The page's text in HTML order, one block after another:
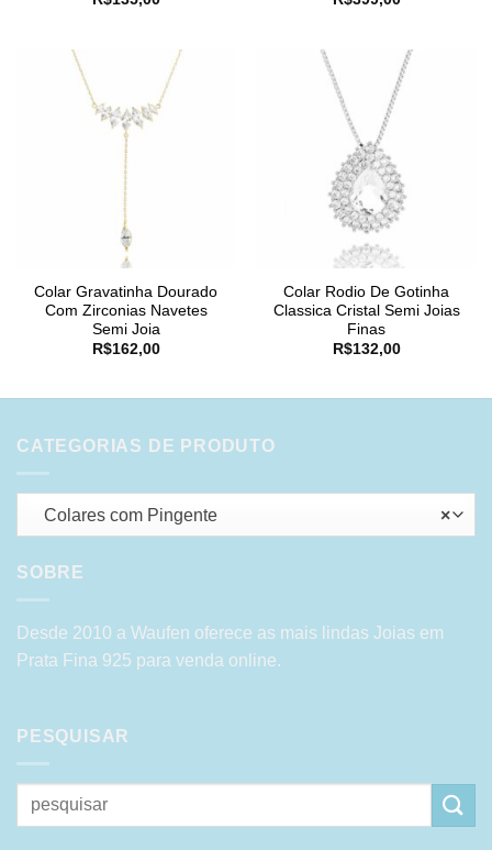
Colar Gravatinha Dourado
Com Zirconias Navetes
Semi Joia
R$162,00
Colar Rodio De Gotinha
Classica Cristal Semi Joias
Finas
R$132,00
CATEGORIAS DE PRODUTO
×
Colares com Pingente
SOBRE
Desde 2010 a Waufen oferece as mais lindas Joias em
Prata Fina 925 para venda online.
PESQUISAR
Pesquisar
por: